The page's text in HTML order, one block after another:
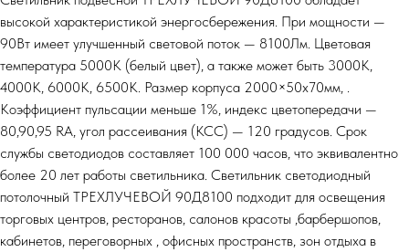
высокой характеристикой энергосбережения. При мощности —
90Вт имеет улучшенный световой поток — 8100Лм. Цветовая
температура 5000К (белый цвет), а также может быть 3000К,
4000К, 6000К, 6500К. Размер корпуса 2000×50х70мм, .
Коэффициент пульсации меньше 1%, индекс цветопередачи —
80,90,95 RA, угол рассеивания (КСС) — 120 градусов. Срок
службы светодиодов составляет 100 000 часов, что эквивалентно
более 20 лет работы светильника. Светильник светодиодный
потолочный ТРЕХЛУЧЕВОЙ 90Д8100 подходит для освещения
торговых центров, ресторанов, салонов красоты ,барбершопов,
кабинетов, переговорных , офисных пространств, зон отдыха в